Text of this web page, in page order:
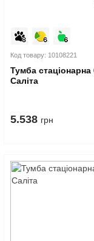
Код товару: 10108221
Тумба
Саліта
5.538 грн